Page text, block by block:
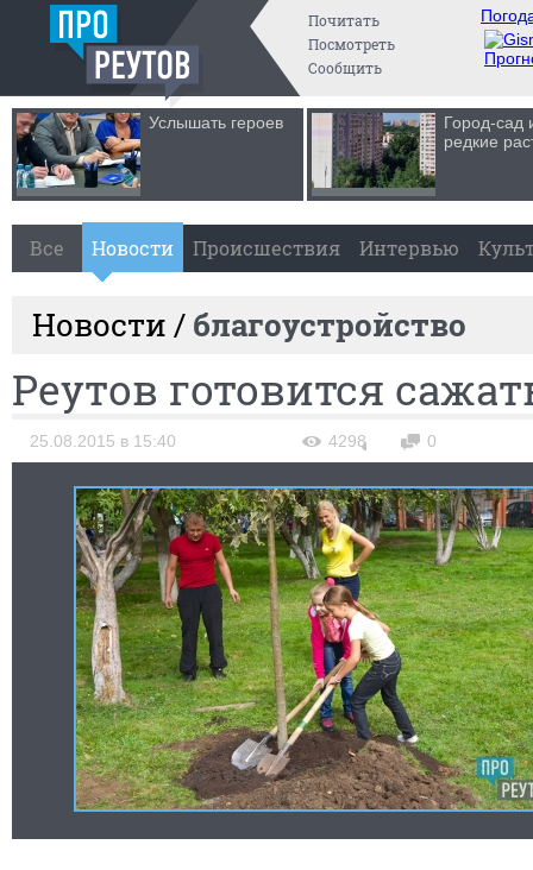
Почитать
Посмотреть
Сообщить
Услышать героев
Город-сад
редкие
Все Новости Происшествия Интервью
Новости / благоустройство
Реутов готовится
25.08.2015 в 15:40 4298 0